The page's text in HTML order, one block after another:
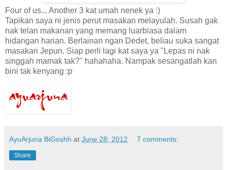
Four of us... Another 3 kat umah nenek ya :)
Tapikan saya ni jenis perut masakan melayulah. Susah gak
nak telan makanan yang memang luarbiasa dalam
hidangan harian. Berlainan ngan Dedet, beliau suka sangat
masakan Jepun. Siap perli lagi kat saya ya "Lepas ni nak
singgah mamak tak?" hahahaha. Nampak sesangatlah kan
bini tak kenyang :p
AyuArjuna BiGoshh at June 28, 2012 7 comments:
Share